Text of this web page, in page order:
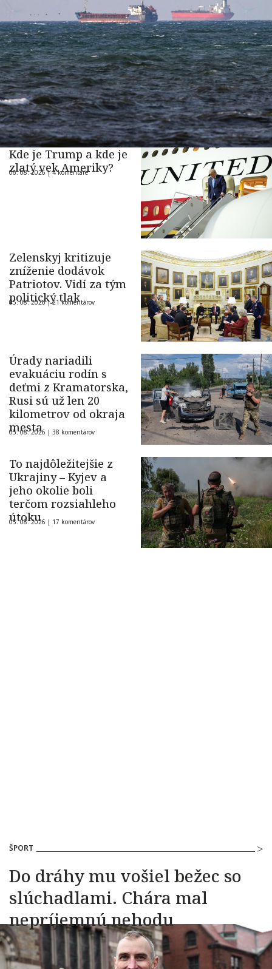
Kde je Trump a kde je
zlatý vek Ameriky?
06. 08. 2026 |4 komentáre
Zelenskyj kritizuje
zníženie dodávok
Patriotov. Vidí za tým
politický tlak
05. 08. 2026 |21 komentárov
Úrady nariadili
evakuáciu rodín s
deťmi z Kramatorska,
Rusi sú už len 20
kilometrov od okraja
mesta
05. 08. 2026 | 38 komentárov
To najdôležitejšie z
Ukrajiny – Kyjev a
jeho okolie boli
terčom rozsiahleho
útoku
05. 08. 2026 | 17 komentárov
ŠPORT